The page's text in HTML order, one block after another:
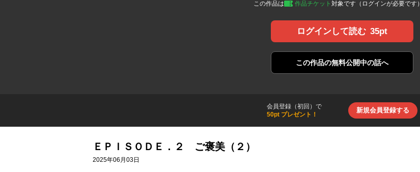
この作品は 作品チケット 対象です（ログインが必要です）
ログインして読む 35pt
この作品の無料公開中の話へ
会員登録（初回）で
50pt プレゼント！
新規会員登録する
ＥＰＩＳＯＤＥ．２ ご褒美（２）
2025年06月03日